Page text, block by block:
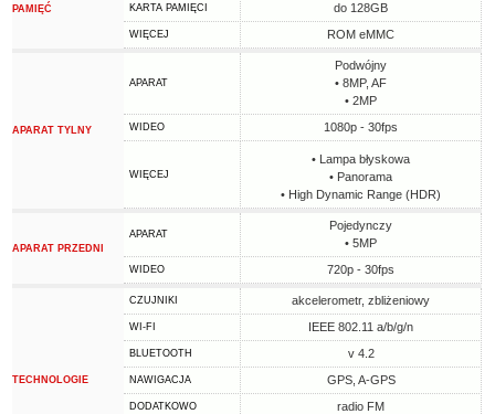
PAMIĘĆ KARTA PAMIĘCI do 128GB
WIĘCEJ ROM eMMC
APARAT TYLNY
APARAT
Podwójny
• 8MP, AF
• 2MP
WIDEO 1080p - 30fps
WIĘCEJ
• Lampa błyskowa
• Panorama
• High Dynamic Range (HDR)
APARAT PRZEDNI
APARAT
Pojedynczy
• 5MP
WIDEO 720p - 30fps
TECHNOLOGIE
CZUJNIKI akcelerometr, zbliżeniowy
WI-FI IEEE 802.11 a/b/g/n
BLUETOOTH v 4.2
NAWIGACJA GPS, A-GPS
DODATKOWO
radio FM